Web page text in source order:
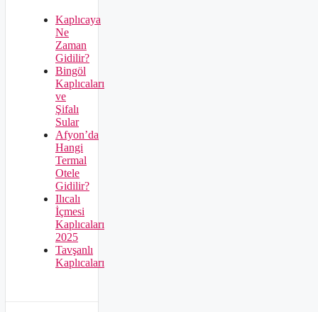
Kaplıcaya
Ne
Zaman
Gidilir?
Bingöl
Kaplıcaları
ve
Şifalı
Sular
Afyon’da
Hangi
Termal
Otele
Gidilir?
Ilıcalı
İçmesi
Kaplıcaları
2025
Tavşanlı
Kaplıcaları